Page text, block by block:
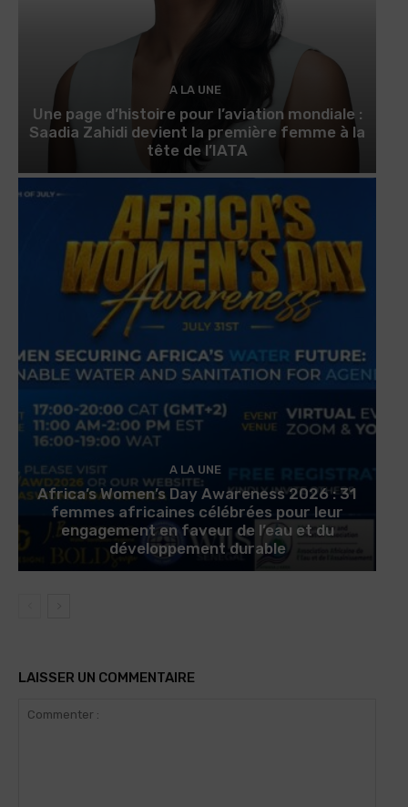
A LA UNE
Une page d’histoire pour l’aviation mondiale :
Saadia Zahidi devient la première femme à la
tête de l’IATA
A LA UNE
Africa’s Women’s Day Awareness 2026 : 31
femmes africaines célébrées pour leur
engagement en faveur de l’eau et du
développement durable
LAISSER UN COMMENTAIRE